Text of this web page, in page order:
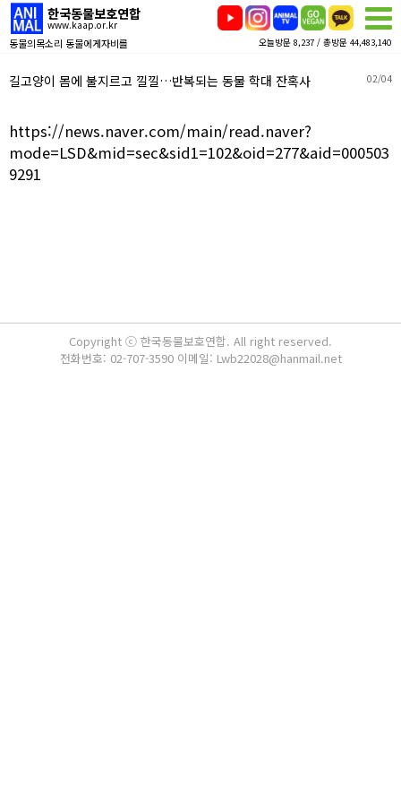
한국동물보호연합
www.kaap.or.kr
동물의목소리 동물에게자비를 오늘방문 8,237 / 총방문 44,483,140
길고양이 몸에 불지르고 낄낄…반복되는 동물 학대 잔혹사 02/04
https://news.naver.com/main/read.naver?
mode=LSD&mid=sec&sid1=102&oid=277&aid=000503
9291
Copyright ⓒ 한국동물보호연합. All right reserved.
전화번호: 02-707-3590 이메일: Lwb22028@hanmail.net